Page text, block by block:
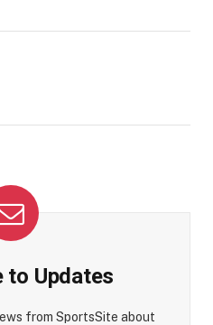
to Updates
from SportsSite about